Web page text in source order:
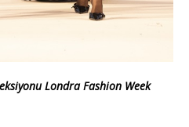
Londra Fashion Week